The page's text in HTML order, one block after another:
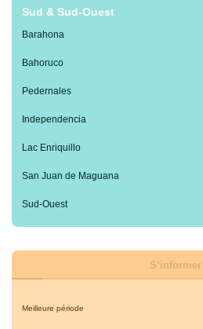
Sud & Sud-Ouest
Barahona
Bahoruco
Pedernales
Independencia
Lac Enriquillo
San Juan de Maguana
Sud-Ouest
S’informer
Meilleure période